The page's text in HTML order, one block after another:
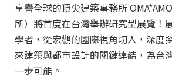
享譽全球的頂尖建築事務所
所）將首度在台灣舉辦研究型展覽！
學者，從宏觀的國際視角切入，深度
來建築與都市設計的關鍵連結，為台
一步可能。